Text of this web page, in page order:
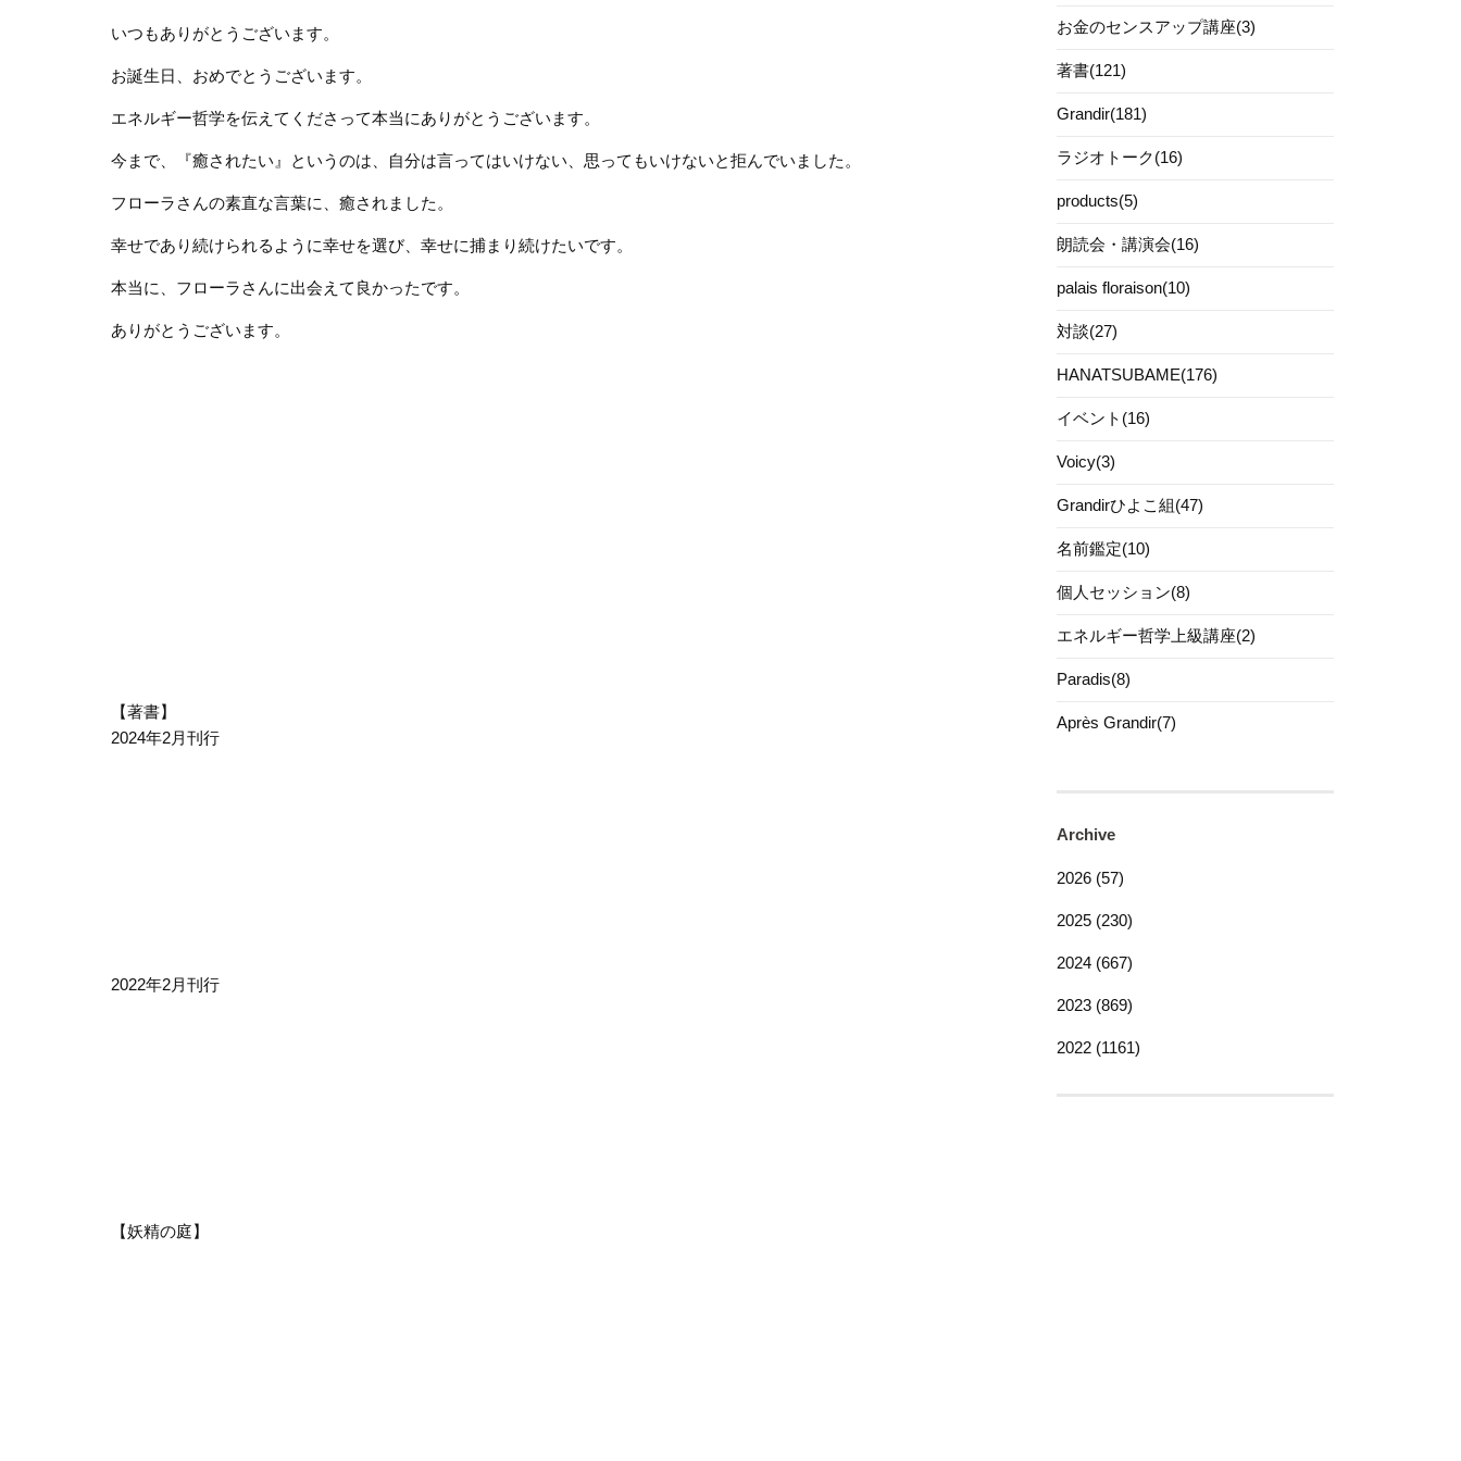
いつもありがとうございます。
お誕生日、おめでとうございます。
エネルギー哲学を伝えてくださって本当にありがとうございます。
今まで、『癒されたい』というのは、自分は言ってはいけない、思ってもいけないと拒んでいました。
フローラさんの素直な言葉に、癒されました。
幸せであり続けられるように幸せを選び、幸せに捕まり続けたいです。
本当に、フローラさんに出会えて良かったです。
ありがとうございます。
【著書】
2024年2月刊行
2022年2月刊行
【妖精の庭】
お金のセンスアップ講座(3)
著書(121)
Grandir(181)
ラジオトーク(16)
products(5)
朗読会・講演会(16)
palais floraison(10)
対談(27)
HANATSUBAME(176)
イベント(16)
Voicy(3)
Grandirひよこ組(47)
名前鑑定(10)
個人セッション(8)
エネルギー哲学上級講座(2)
Paradis(8)
Après Grandir(7)
Archive
2026 (57)
2025 (230)
2024 (667)
2023 (869)
2022 (1161)